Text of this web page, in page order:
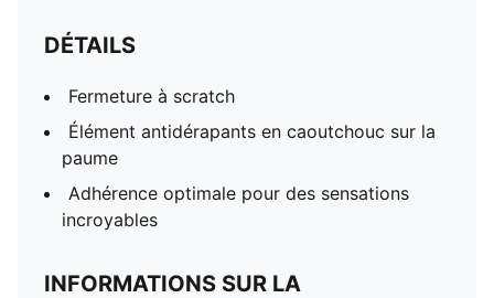
DÉTAILS
Fermeture à scratch
Élément antidérapants en caoutchouc sur la
paume
Adhérence optimale pour des sensations
incroyables
INFORMATIONS SUR LA